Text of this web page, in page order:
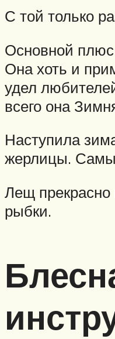
С той только
Основной плюс
Она хоть и
удел
всего она
Наступила
жерлицы.
Лещ прекрасно
рыбки.